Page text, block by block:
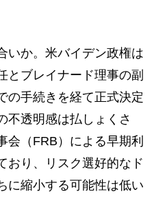
か。米バイデン政権は
とブレイナード理事の副
の手続きを経て正式決定
不透明感は払しょくさ
会（FRB）による早期利
おり、リスク選好的なド
に縮小する可能性は低い